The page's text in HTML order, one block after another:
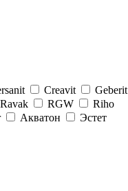
Creavit Geberit
Ravak RGW
Riho
Акватон
Эстет